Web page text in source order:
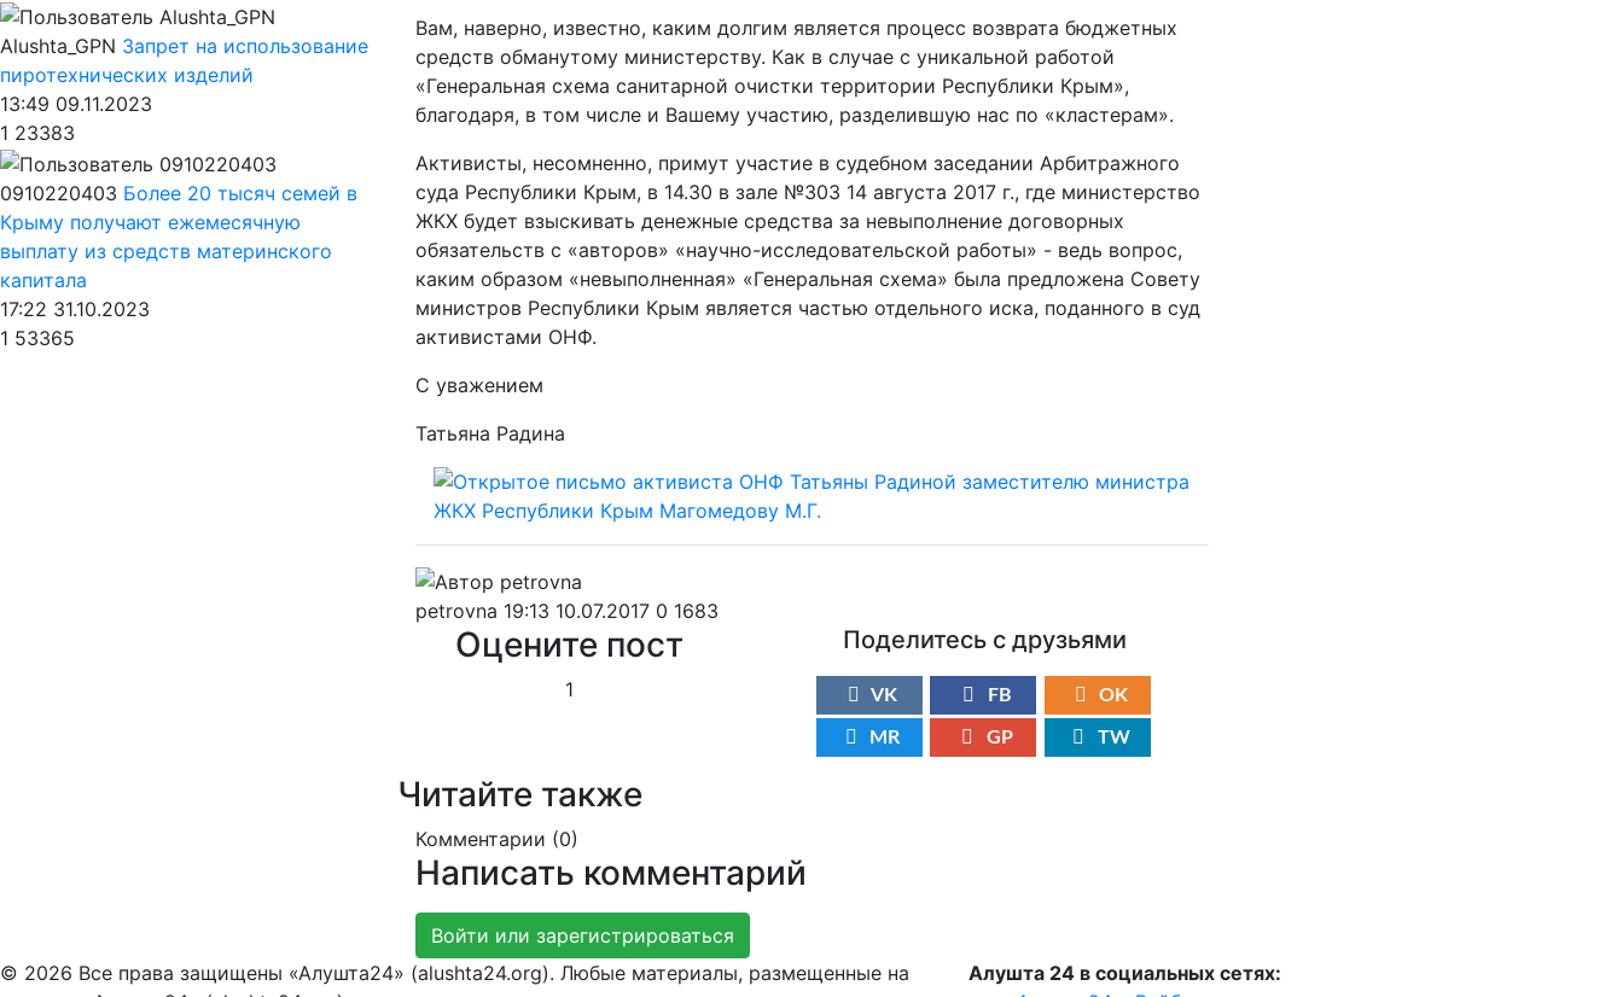
Вам, наверно, известно, каким долгим является процесс возврата бюджетных
средств обманутому министерству. Как в случае с уникальной работой
«Генеральная схема санитарной очистки территории Республики Крым»,
благодаря, в том числе и Вашему участию, разделившую нас по «кластерам».
Активисты, несомненно, примут участие в судебном заседании Арбитражного
суда Республики Крым, в 14.30 в зале №303 14 августа 2017 г., где министерство
ЖКХ будет взыскивать денежные средства за невыполнение договорных
обязательств с «авторов» «научно-исследовательской работы» - ведь вопрос,
каким образом «невыполненная» «Генеральная схема» была предложена Совету
министров Республики Крым является частью отдельного иска, поданного в суд
активистами ОНФ.
С уважением
Татьяна Радина
petrovna 19:13 10.07.2017 0 1683
Оцените пост
1
Поделитесь с друзьями
VK FB OK
MR GP TW
Читайте также
Комментарии (0)
Написать комментарий
Войти или зарегистрироваться
Alushta_GPN Запрет на использование
пиротехнических изделий
13:49 09.11.2023
1 23383
0910220403 Более 20 тысяч семей в
Крыму получают ежемесячную
выплату из средств материнского
капитала
17:22 31.10.2023
1 53365
© 2026 Все права защищены «Алушта24» (alushta24.org). Любые материалы, размещенные на
Алушта 24 в социальных сетях: